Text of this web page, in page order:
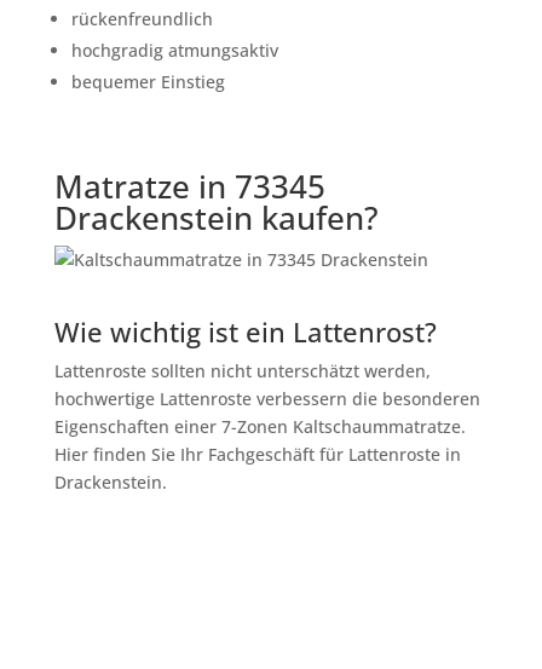
rückenfreundlich
hochgradig atmungsaktiv
bequemer Einstieg
Matratze in 73345
Drackenstein kaufen?
Wie wichtig ist ein Lattenrost?
Lattenroste sollten nicht unterschätzt werden,
hochwertige Lattenroste verbessern die besonderen
Eigenschaften einer 7-Zonen Kaltschaummatratze.
Hier finden Sie Ihr Fachgeschäft für Lattenroste in
Drackenstein.